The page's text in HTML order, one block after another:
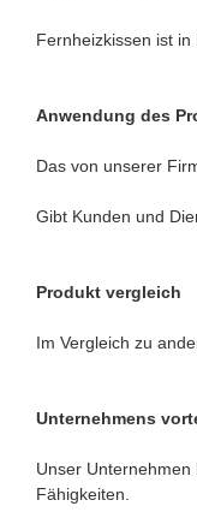
Fernheizkissen ist in
Anwendung des
Das von unserer
Gibt Kunden und
Produkt vergleich
Im Vergleich zu
Unternehmens
Unser
Fähigkeiten.